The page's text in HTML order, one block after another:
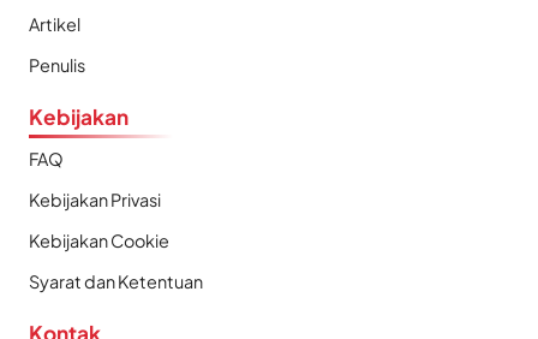
Artikel
Penulis
Kebijakan
FAQ
Kebijakan Privasi
Kebijakan Cookie
Syarat dan Ketentuan
Kontak